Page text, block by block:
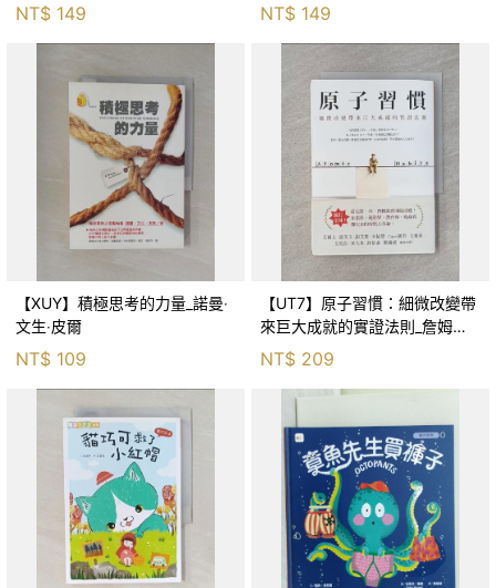
NT$ 149 NT$ 149
【XUY】積極思考的力量_諾曼‧
文生‧皮爾
NT$ 109
【UT7】原子習慣：細微改變帶
來巨大成就的實證法則_詹姆斯‧
克利爾, 蔡世偉
NT$ 209